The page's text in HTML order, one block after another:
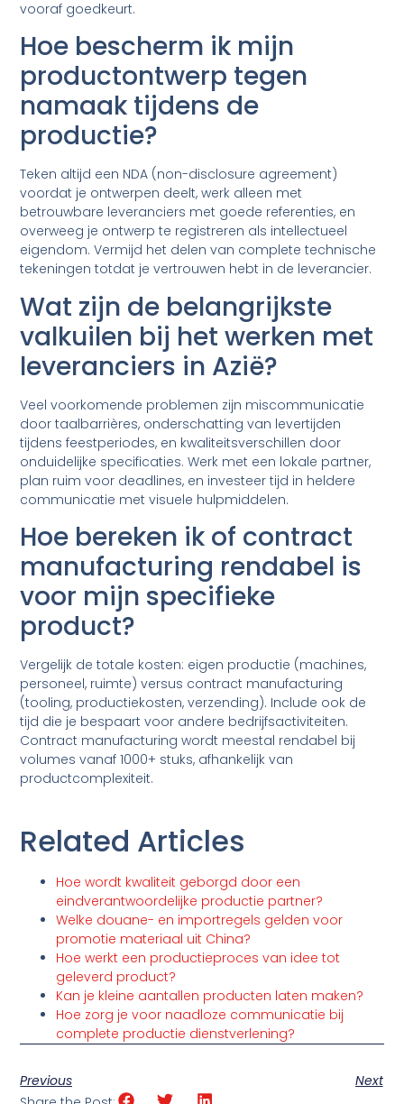
vooraf goedkeurt.
Hoe bescherm ik mijn
productontwerp tegen
namaak tijdens de
productie?
Teken altijd een NDA (non-disclosure agreement)
voordat je ontwerpen deelt, werk alleen met
betrouwbare leveranciers met goede referenties, en
overweeg je ontwerp te registreren als intellectueel
eigendom. Vermijd het delen van complete technische
tekeningen totdat je vertrouwen hebt in de leverancier.
Wat zijn de belangrijkste
valkuilen bij het werken met
leveranciers in Azië?
Veel voorkomende problemen zijn miscommunicatie
door taalbarrières, onderschatting van levertijden
tijdens feestperiodes, en kwaliteitsverschillen door
onduidelijke specificaties. Werk met een lokale partner,
plan ruim voor deadlines, en investeer tijd in heldere
communicatie met visuele hulpmiddelen.
Hoe bereken ik of contract
manufacturing rendabel is
voor mijn specifieke
product?
Vergelijk de totale kosten: eigen productie (machines,
personeel, ruimte) versus contract manufacturing
(tooling, productiekosten, verzending). Include ook de
tijd die je bespaart voor andere bedrijfsactiviteiten.
Contract manufacturing wordt meestal rendabel bij
volumes vanaf 1000+ stuks, afhankelijk van
productcomplexiteit.
Related Articles
Hoe wordt kwaliteit geborgd door een
eindverantwoordelijke productie partner?
Welke douane- en importregels gelden voor
promotie materiaal uit China?
Hoe werkt een productieproces van idee tot
geleverd product?
Kan je kleine aantallen producten laten maken?
Hoe zorg je voor naadloze communicatie bij
complete productie dienstverlening?
Previous
Next